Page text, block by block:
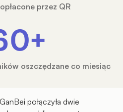
przez QR
oszczędzane co miesiąc
połączyła dwie